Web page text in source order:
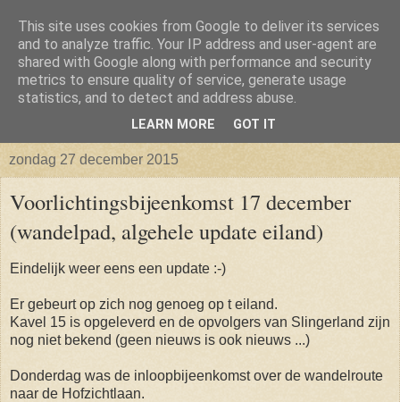
Isabellaland -> Biancaland
De belevenissen omtrent het verkrijgen van een bouwkavel
zondag 27 december 2015
Voorlichtingsbijeenkomst 17 december
(wandelpad, algehele update eiland)
Eindelijk weer eens een update :-)
Er gebeurt op zich nog genoeg op t eiland.
Kavel 15 is opgeleverd en de opvolgers van Slingerland zijn
nog niet bekend (geen nieuws is ook nieuws ...)
Donderdag was de inloopbijeenkomst over de wandelroute
naar de Hofzichtlaan.
This site uses cookies from Google to deliver its services
and to analyze traffic. Your IP address and user-agent are
shared with Google along with performance and security
metrics to ensure quality of service, generate usage
statistics, and to detect and address abuse.
LEARN MORE GOT IT